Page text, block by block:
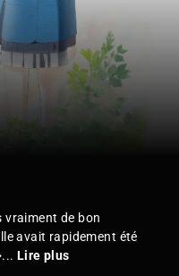
vraiment de bon
avait rapidement été
Lire plus